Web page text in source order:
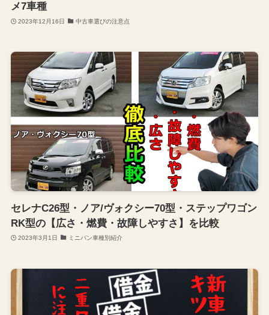
メ7車種
2023年12月16日 中古車選びの注意点
セレナC26型・ノア/ヴォクシー70型・ステップワゴン
RK型の【広さ・燃費・故障しやすさ】を比較
2023年3月1日 ミニバン車種別紹介